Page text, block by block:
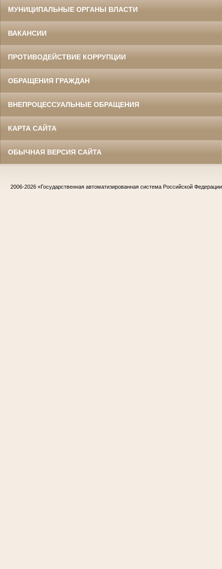
МУНИЦИПАЛЬНЫЕ ОРГАНЫ ВЛАСТИ
ВАКАНСИИ
ПРОТИВОДЕЙСТВИЕ КОРРУПЦИИ
ОБРАЩЕНИЯ ГРАЖДАН
ВНЕПРОЦЕССУАЛЬНЫЕ ОБРАЩЕНИЯ
КАРТА САЙТА
ОБЫЧНАЯ ВЕРСИЯ САЙТА
2006-2026 «Государственная автоматизированная система Российской